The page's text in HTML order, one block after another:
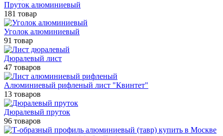
Пруток алюминиевый
181 товар
Уголок алюминиевый
91 товар
Дюралевый лист
47 товаров
Алюминиевый рифленый лист "Квинтет"
13 товаров
Дюралевый пруток
96 товаров